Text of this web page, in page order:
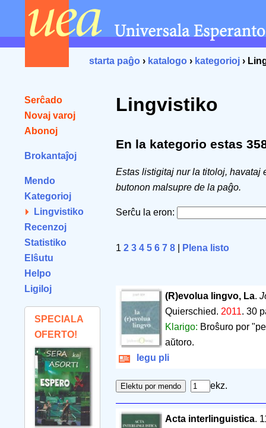
starta paĝo › katalogo › kategorioj ›
Serĉado
Novaj varoj
Abonoj
Brokantaĵoj
Mendo
Kategorioj
Lingvistiko
Recenzoj
Statistiko
Elŝutu
Helpo
Ligiloj
SPECIALA
OFERTO!
Lingvistiko
En la kategorio estas
Estas listigitaj nur la titoloj, havataj
butonon malsupre de la paĝo.
Serĉu la eron:
1 2 3 4 5 6 7 8 Plena listo
(R)evolua lingvo, La.
Quierschied. 2011. 30
Klarigo: Broŝuro por
aŭtoro.
legu pli
ekz.
Acta interlinguistica.